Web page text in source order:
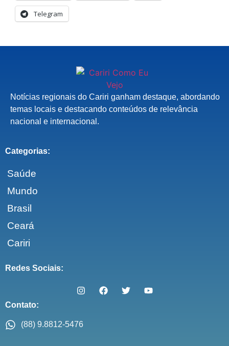
Telegram
Notícias regionais do Cariri ganham destaque, abordando
temas locais e destacando conteúdos de relevância
nacional e internacional.
Categorias:
Saúde
Mundo
Brasil
Ceará
Cariri
Redes Sociais:
Contato:
(88) 9.8812-5476